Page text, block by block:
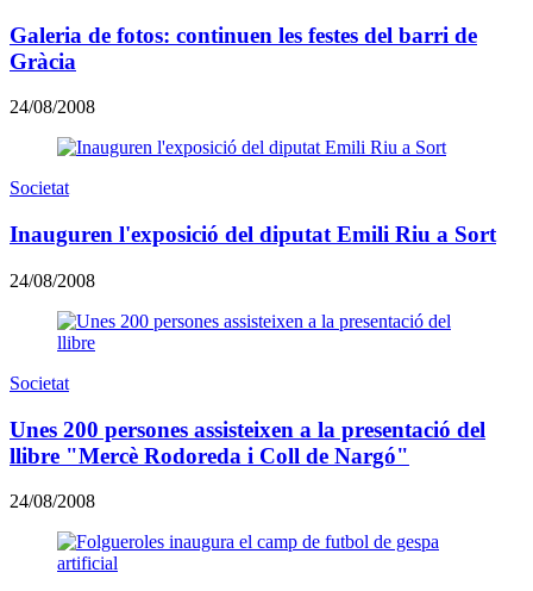
Galeria de fotos: continuen les festes del barri de
Gràcia
24/08/2008
Societat
Inauguren l'exposició del diputat Emili Riu a Sort
24/08/2008
Societat
Unes 200 persones assisteixen a la presentació del
llibre "Mercè Rodoreda i Coll de Nargó"
24/08/2008